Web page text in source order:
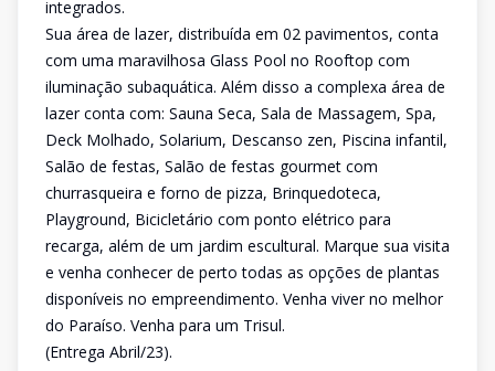
integrados.
Sua área de lazer, distribuída em 02 pavimentos, conta
com uma maravilhosa Glass Pool no Rooftop com
iluminação subaquática. Além disso a complexa área de
lazer conta com: Sauna Seca, Sala de Massagem, Spa,
Deck Molhado, Solarium, Descanso zen, Piscina infantil,
Salão de festas, Salão de festas gourmet com
churrasqueira e forno de pizza, Brinquedoteca,
Playground, Bicicletário com ponto elétrico para
recarga, além de um jardim escultural. Marque sua visita
e venha conhecer de perto todas as opções de plantas
disponíveis no empreendimento. Venha viver no melhor
do Paraíso. Venha para um Trisul.
(Entrega Abril/23).